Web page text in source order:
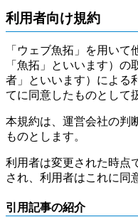
利用者向け規約
「ウェブ魚拓」を用いて
「魚拓」といいます）
者」といいます）による
てに同意したものとして
本規約は、運営会社の判
ものとします。
利用者は変更された時点
され、利用者はこれに同
引用記事の紹介